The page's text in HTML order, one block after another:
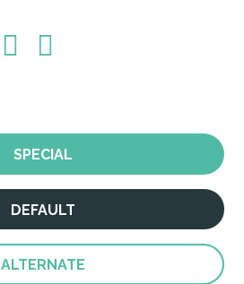
SPECIAL
DEFAULT
ALTERNATE